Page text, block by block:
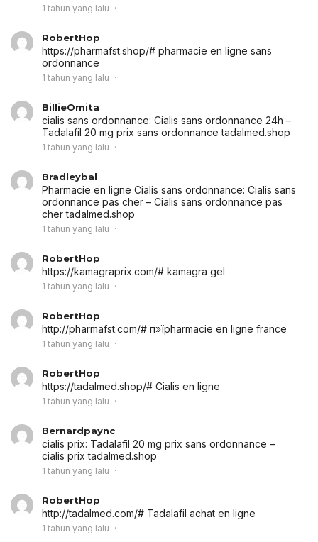
1 tahun yang lalu
RobertHop
https://pharmafst.shop/# pharmacie en ligne sans
ordonnance
1 tahun yang lalu
BillieOmita
cialis sans ordonnance: Cialis sans ordonnance 24h –
Tadalafil 20 mg prix sans ordonnance tadalmed.shop
1 tahun yang lalu
Bradleybal
Pharmacie en ligne Cialis sans ordonnance: Cialis sans
ordonnance pas cher – Cialis sans ordonnance pas
cher tadalmed.shop
1 tahun yang lalu
RobertHop
https://kamagraprix.com/# kamagra gel
1 tahun yang lalu
RobertHop
http://pharmafst.com/# п»їpharmacie en ligne france
1 tahun yang lalu
RobertHop
https://tadalmed.shop/# Cialis en ligne
1 tahun yang lalu
Bernardpaync
cialis prix: Tadalafil 20 mg prix sans ordonnance –
cialis prix tadalmed.shop
1 tahun yang lalu
RobertHop
http://tadalmed.com/# Tadalafil achat en ligne
1 tahun yang lalu